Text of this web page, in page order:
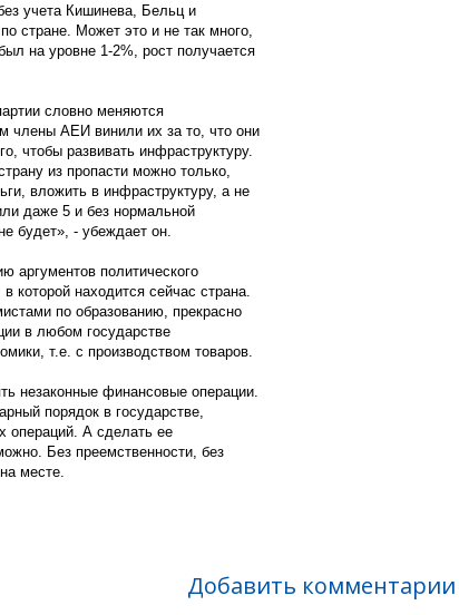
учета Кишинева, Бельц и
стране. Может это и не так много,
на уровне 1-2%, рост получается
словно меняются
члены АЕИ винили их за то, что они
чтобы развивать инфраструктуру.
из пропасти можно только,
вложить в инфраструктуру, а не
даже 5 и без нормальной
будет», - убеждает он.
аргументов политического
которой находится сейчас страна.
по образованию, прекрасно
в любом государстве
т.е. с производством товаров.
незаконные финансовые операции.
порядок в государстве,
операций. А сделать ее
Без преемственности, без
месте.
Добавить комментарии